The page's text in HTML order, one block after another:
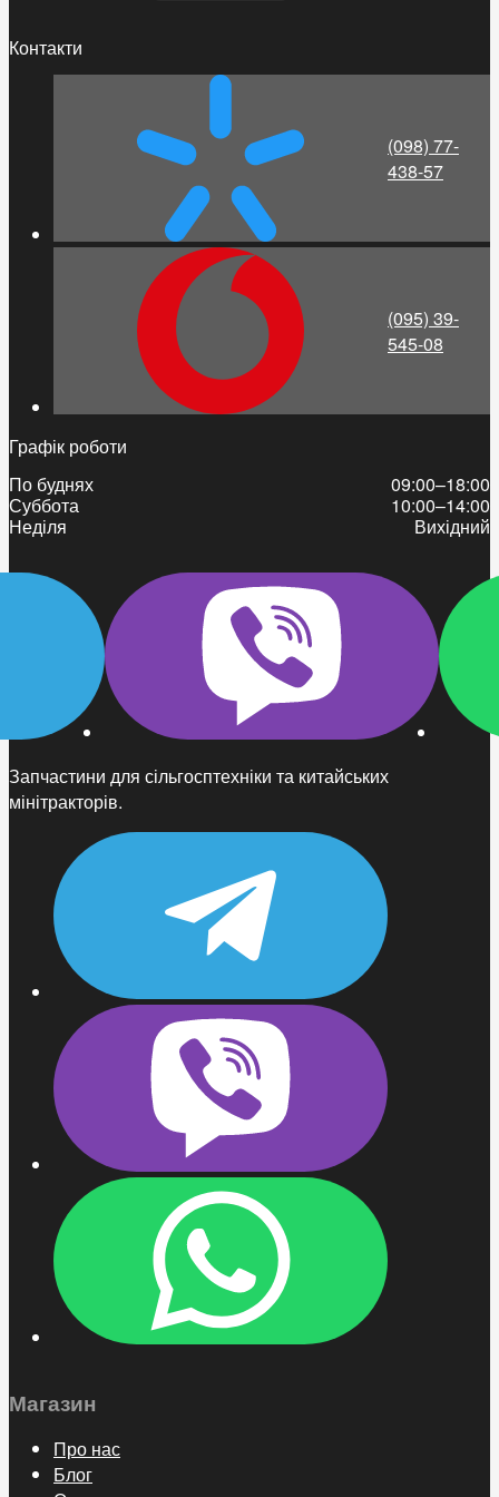
Запчастини для сільгосптехніки та китайських
мінітракторів.
Магазин
Про нас
Блог
Контакти
(098) 77-
438-57
(095) 39-
545-08
Графік роботи
По буднях
09:00–18:00
Суббота
10:00–14:00
Неділя
Вихідний